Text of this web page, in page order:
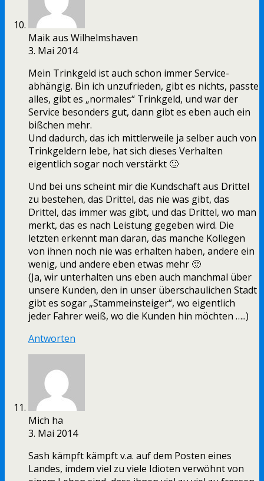
Maik aus Wilhelmshaven
3. Mai 2014
Mein Trinkgeld ist auch schon immer Service-
abhängig. Bin ich unzufrieden, gibt es nichts, passte
alles, gibt es „normales“ Trinkgeld, und war der
Service besonders gut, dann gibt es eben auch ein
bißchen mehr.
Und dadurch, das ich mittlerweile ja selber auch von
Trinkgeldern lebe, hat sich dieses Verhalten
eigentlich sogar noch verstärkt 🙂
Und bei uns scheint mir die Kundschaft aus Drittel
zu bestehen, das Drittel, das nie was gibt, das
Drittel, das immer was gibt, und das Drittel, wo man
merkt, das es nach Leistung gegeben wird. Die
letzten erkennt man daran, das manche Kollegen
von ihnen noch nie was erhalten haben, andere ein
wenig, und andere eben etwas mehr 🙂
(Ja, wir unterhalten uns eben auch manchmal über
unsere Kunden, den in unser überschaulichen Stadt
gibt es sogar „Stammeinsteiger“, wo eigentlich
jeder Fahrer weiß, wo die Kunden hin möchten …..)
Antworten
Mich ha
3. Mai 2014
Sash kämpft kämpft v.a. auf dem Posten eines
Landes, imdem viel zu viele Idioten verwöhnt von